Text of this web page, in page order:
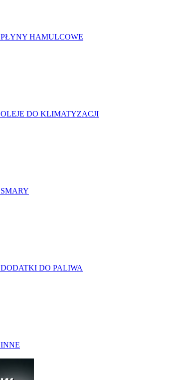
PŁYNY HAMULCOWE
OLEJE DO KLIMATYZACJI
SMARY
DODATKI DO PALIWA
INNE